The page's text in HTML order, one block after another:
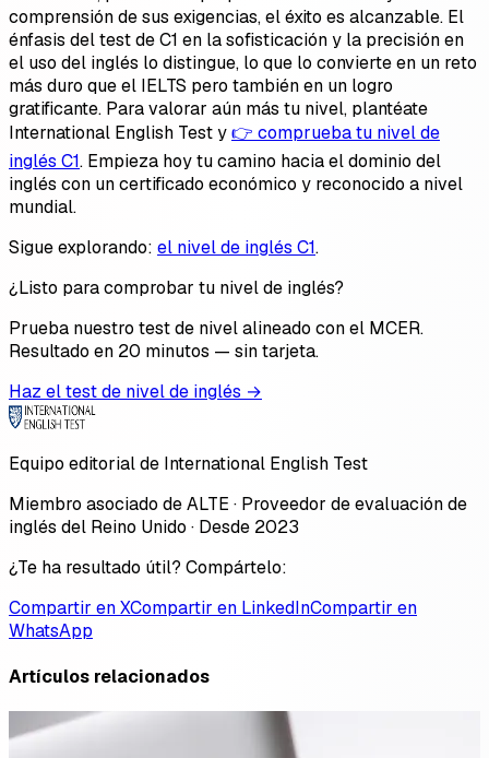
comprensión de sus exigencias, el éxito es alcanzable. El
énfasis del test de C1 en la sofisticación y la precisión en
el uso del inglés lo distingue, lo que lo convierte en un reto
más duro que el IELTS pero también en un logro
gratificante. Para valorar aún más tu nivel, plantéate
International English Test y👉 comprueba tu nivel de
inglés C1. Empieza hoy tu camino hacia el dominio del
inglés con un certificado económico y reconocido a nivel
mundial.
Sigue explorando: el nivel de inglés C1.
¿Listo para comprobar tu nivel de inglés?
Prueba nuestro test de nivel alineado con el MCER.
Resultado en 20 minutos — sin tarjeta.
Haz el test de nivel de inglés →
Equipo editorial de International English Test
Miembro asociado de ALTE · Proveedor de evaluación de
inglés del Reino Unido · Desde 2023
¿Te ha resultado útil? Compártelo:
Compartir en XCompartir en LinkedInCompartir en
WhatsApp
Artículos relacionados